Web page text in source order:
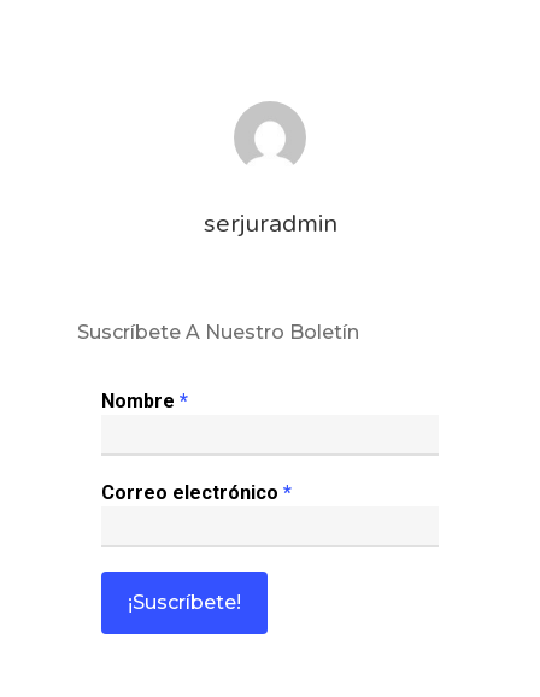
serjuradmin
Suscríbete A Nuestro Boletín
Nombre *
Correo electrónico *